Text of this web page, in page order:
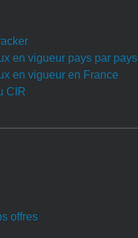
en vigueur pays par pays
en vigueur en France
CIR
offres